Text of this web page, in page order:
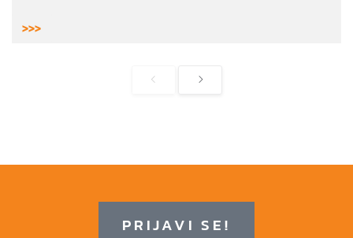
>>>
PRIJAVI SE!